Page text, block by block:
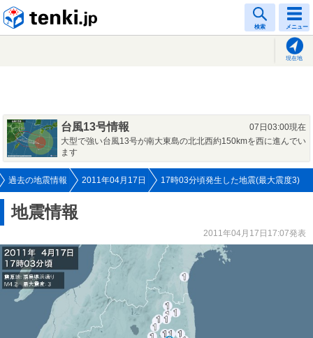
検索 メニュー
現在地
台風13号情報
07日03:00現在
大型で強い台風13号が南大東島の北北西約150kmを西に進んでい
ます
過去の地震情報 2011年04月17日 17時03分頃発生した地震(最大震度3)
地震情報
2011年04月17日17:07発表